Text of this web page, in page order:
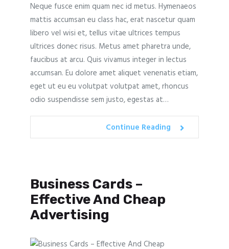
Neque fusce enim quam nec id metus. Hymenaeos
mattis accumsan eu class hac, erat nascetur quam
libero vel wisi et, tellus vitae ultrices tempus
ultrices donec risus. Metus amet pharetra unde,
faucibus at arcu. Quis vivamus integer in lectus
accumsan. Eu dolore amet aliquet venenatis etiam,
eget ut eu eu volutpat volutpat amet, rhoncus
odio suspendisse sem justo, egestas at…
Continue Reading
Business Cards –
Effective And Cheap
Advertising